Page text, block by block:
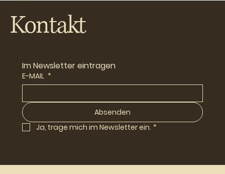
Kontakt
Im Newsletter eintragen
E-MAIL *
Absenden
Ja, trage mich im Newsletter ein. *